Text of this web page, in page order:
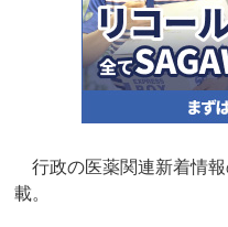
行政の医薬関連新着情
載。